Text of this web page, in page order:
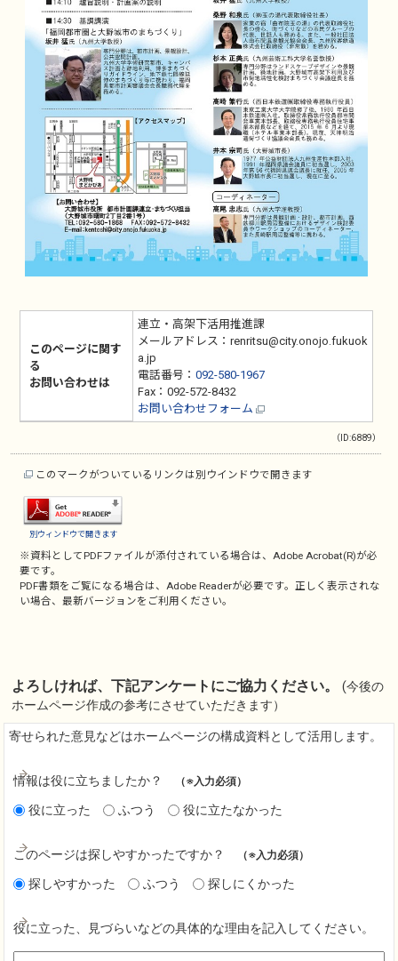
このページに関す
る
お問い合わせは
連立・高架下活用推進課
メールアドレス：renritsu@city.onojo.fukuok
a.jp
電話番号： 092-580-1967
Fax：092-572-8432
お問い合わせフォーム
（ID:6889）
このマークがついているリンクは別ウインドウで開きます
別ウィンドウで開きます
※資料としてPDFファイルが添付されている場合は、Adobe Acrobat(R)が必
要です。
PDF書類をご覧になる場合は、Adobe Readerが必要です。正しく表示されな
い場合、最新バージョンをご利用ください。